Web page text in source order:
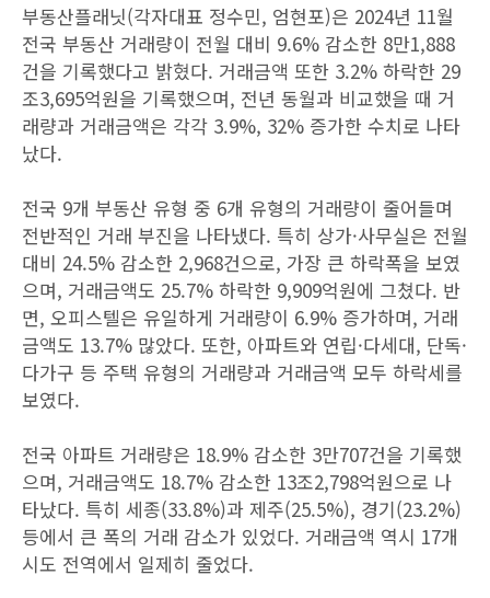
부동산플래닛(각자대표 정수민, 엄현포)은 2024년 11월
전국 부동산 거래량이 전월 대비 9.6% 감소한 8만1,888
건을 기록했다고 밝혔다. 거래금액 또한 3.2% 하락한 29
조3,695억원을 기록했으며, 전년 동월과 비교했을 때 거
래량과 거래금액은 각각 3.9%, 32% 증가한 수치로 나타
났다.
전국 9개 부동산 유형 중 6개 유형의 거래량이 줄어들며
전반적인 거래 부진을 나타냈다. 특히 상가·사무실은 전월
대비 24.5% 감소한 2,968건으로, 가장 큰 하락폭을 보였
으며, 거래금액도 25.7% 하락한 9,909억원에 그쳤다. 반
면, 오피스텔은 유일하게 거래량이 6.9% 증가하며, 거래
금액도 13.7% 많았다. 또한, 아파트와 연립·다세대, 단독·
다가구 등 주택 유형의 거래량과 거래금액 모두 하락세를
보였다.
전국 아파트 거래량은 18.9% 감소한 3만707건을 기록했
으며, 거래금액도 18.7% 감소한 13조2,798억원으로 나
타났다. 특히 세종(33.8%)과 제주(25.5%), 경기(23.2%)
등에서 큰 폭의 거래 감소가 있었다. 거래금액 역시 17개
시도 전역에서 일제히 줄었다.